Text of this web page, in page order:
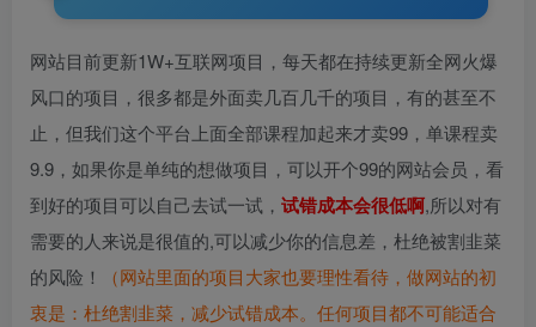
网站目前更新1W+互联网项目，每天都在持续更新全网火爆
风口的项目，很多都是外面卖几百几千的项目，有的甚至不
止，但我们这个平台上面全部课程加起来才卖99，单课程卖
9.9，如果你是单纯的想做项目，可以开个99的网站会员，看
到好的项目可以自己去试一试， 试错成本会很低啊,所以对有
需要的人来说是很值的,可以减少你的信息差，杜绝被割韭菜
的风险！
（网站里面的项目大家也要理性看待，做网站的初
衷是：杜绝割韭菜，减少试错成本。任何项目都不可能适合